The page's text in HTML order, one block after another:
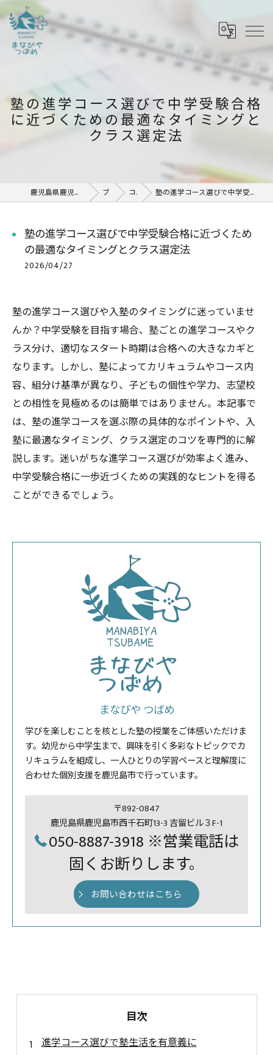
塾の進学コース選びで中学受験合格
に近づくための最適なタイミングと
クラス選定法
鹿児島県鹿児島市の塾ならまなびや つばめ ブログ コラム 塾の進学コース選びで中学受験合格に近づくための最適なタイミングとクラス選定法
塾の進学コース選びで中学受験合格に近づくため
の最適なタイミングとクラス選定法
2026/04/27
塾の進学コース選びや入塾のタイミングに迷っていませ
んか？中学受験を目指す場合、塾ごとの進学コースやク
ラス分け、適切なスタート時期は合格への大きなカギと
なります。しかし、塾によってカリキュラムやコース内
容、組分け基準が異なり、子どもの個性や学力、志望校
との相性を見極めるのは簡単ではありません。本記事で
は、塾の進学コースを選ぶ際の具体的なポイントや、入
塾に最適なタイミング、クラス選定のコツを専門的に解
説します。迷いがちな進学コース選びが効率よく進み、
中学受験合格に一歩近づくための実践的なヒントを得る
ことができるでしょう。
まなびや つばめ
学びを楽しむことを核とした塾の授業をご体感いただけま
す。幼児から中学生まで、興味を引く多彩なトピックでカ
リキュラムを組成し、一人ひとりの学習ペースと理解度に
合わせた個別支援を鹿児島市で行っています。
〒892-0847
鹿児島県鹿児島市西千石町13-3 吉留ビル３F-1
050-8887-3918 ※営業電話は
固くお断りします。
お問い合わせはこちら
目次
進学コース選びで塾生活を有意義に